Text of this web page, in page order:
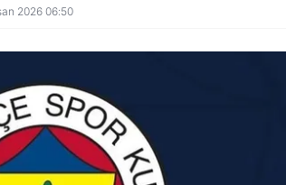
2026 06:50